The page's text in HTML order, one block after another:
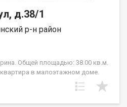
д.38/1
р-н район
Общей площадью: 38.00 кв.м.
в малоэтажном доме.
с развитой
доступности расположены